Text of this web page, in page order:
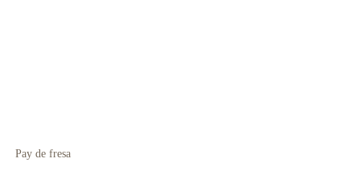
Pay de fresa